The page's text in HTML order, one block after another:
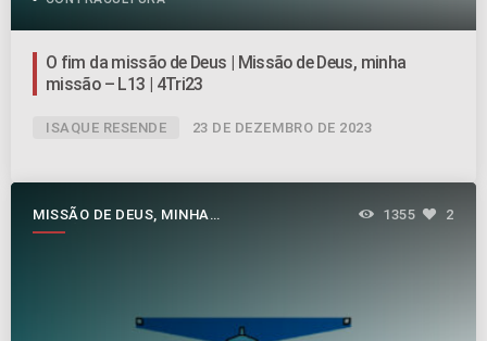
O fim da missão de Deus | Missão de Deus, minha
missão – L13 | 4Tri23
ISAQUE RESENDE 23 DE DEZEMBRO DE 2023
MISSÃO DE DEUS, MINHA
MISSÃO
1355 2